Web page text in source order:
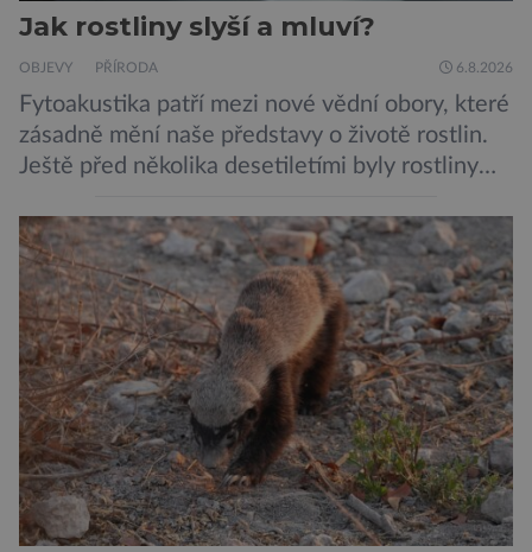
Jak rostliny slyší a mluví?
OBJEVY PŘÍRODA 6.8.2026
Fytoakustika patří mezi nové vědní obory, které
zásadně mění naše představy o životě rostlin.
Ještě před několika desetiletími byly rostliny
pouze reagují na změny prostředí. Moderní
výzkum však ukazuje, že skutečnost je mnohem
zajímavější. Rostliny totiž dokážou své okolí
vnímat prostřednictvím mechanických podnětů
a samy také vydávají zvuky […]